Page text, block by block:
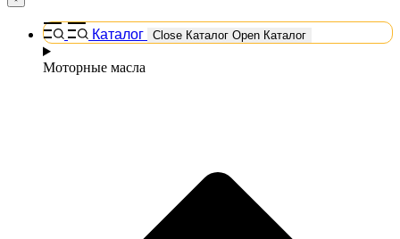
Каталог Close Каталог Open Каталог
Моторные масла